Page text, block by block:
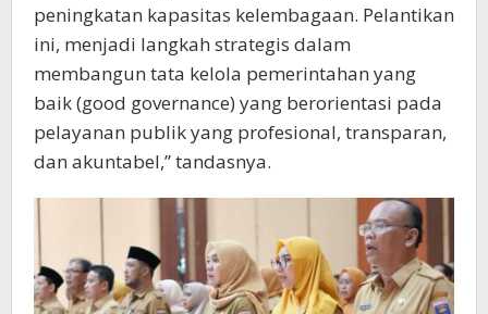
peningkatan kapasitas kelembagaan. Pelantikan
ini, menjadi langkah strategis dalam
membangun tata kelola pemerintahan yang
baik (good governance) yang berorientasi pada
pelayanan publik yang profesional, transparan,
dan akuntabel,” tandasnya.